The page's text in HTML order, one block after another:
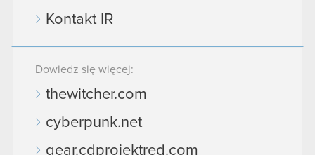
Kontakt IR
Dowiedz się więcej:
thewitcher.com
cyberpunk.net
gear.cdprojektred.com